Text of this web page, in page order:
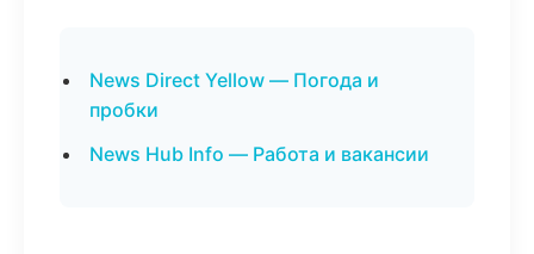
News Direct Yellow — Погода и
пробки
News Hub Info — Работа и вакансии